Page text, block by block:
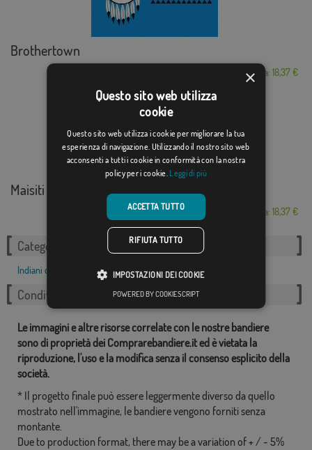
Brothertown
Da: 18,37 €
Maisiti
Da: 18,37 €
Categorie correlate:
Indiani d'America
Condividi questo flag
Le immagini e altre risorse correlate con le nostre bandiere
sono di proprietà dei Comprarebandiere.it ed è vietata la
riproduzione, l'uso e la modifica senza il consenso esplicito della
società.
* Il progetto finale può essere leggermente diverso da quello
mostrato nell'immagine, le bandiere vengono forniti senza
montante.
Due to production format, there may be a variation of + / - 5%
×
Questo sito web utilizza
cookie
Questo sito web utilizza i cookie per migliorare la tua
esperienza di navigazione. Utilizzando il nostro sito web
acconsenti a tutti i cookie in conformità con la nostra
policy per i cookie. Leggi di più
ACCETTA TUTTO
RIFIUTA TUTTO
IMPOSTAZIONI DEI COOKIE
POWERED BY COOKIESCRIPT